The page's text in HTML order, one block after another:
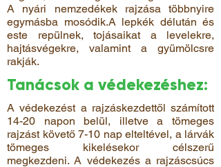
A nyári nemzedékek rajzása többnyire
egymásba mosódik.A lepkék délután és
este repülnek, tojásaikat a levelekre,
hajtásvégekre, valamint a gyümölcsre
rakják.
Tanácsok a védekezéshez:
A védekezést a rajzáskezdettől számított
14-20 napon belül, illetve a tömeges
rajzást követő 7-10 nap elteltével, a lárvák
tömeges kikelésekor célszerű
megkezdeni. A védekezés a rajzáscsúcs